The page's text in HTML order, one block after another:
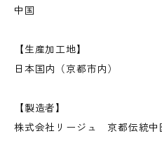
中国
【生産加工地】
日本国内（京都市内）
【製造者】
株式会社リージュ 京都伝統中